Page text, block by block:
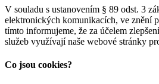
V souladu s ustanovením § 89 odst. 3
elektronických komunikacích, ve znění
tímto informujeme, že za účelem
služeb využívají naše webové stránky
Co jsou cookies?